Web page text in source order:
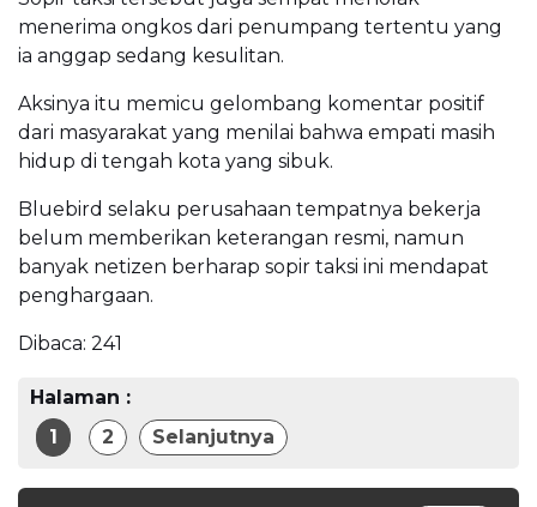
menerima ongkos dari penumpang tertentu yang
ia anggap sedang kesulitan.
Aksinya itu memicu gelombang komentar positif
dari masyarakat yang menilai bahwa empati masih
hidup di tengah kota yang sibuk.
Bluebird selaku perusahaan tempatnya bekerja
belum memberikan keterangan resmi, namun
banyak netizen berharap sopir taksi ini mendapat
penghargaan.
Dibaca: 241
Halaman :
1
2 Selanjutnya